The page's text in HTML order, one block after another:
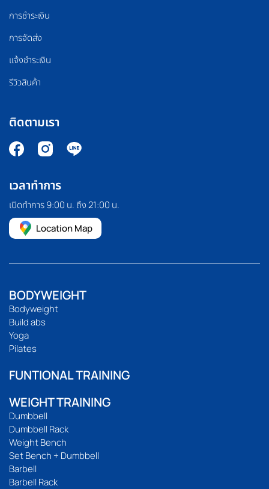
การชำระเงิน
การจัดส่ง
แจ้งชำระเงิน
รีวิวสินค้า
ติดตามเรา
เวลาทำการ
เปิดทำการ 9:00 น. ถึง 21:00 น.
Location Map
BODYWEIGHT
Bodyweight
Build abs
Yoga
Pilates
FUNTIONAL TRAINING
WEIGHT TRAINING
Dumbbell
Dumbbell Rack
Weight Bench
Set Bench + Dumbbell
Barbell
Barbell Rack